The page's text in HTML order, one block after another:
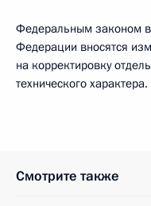
Федеральным законом в
Федерации вносятся
на корректировку
технического характера.
Смотрите также